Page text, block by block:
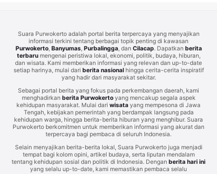
Suara Purwokerto adalah portal berita terpercaya yang menyajikan
informasi terkini tentang berbagai topik penting di kawasan
Purwokerto, Banyumas, Purbalingga, dan Cilacap. Dapatkan berita
terbarumengenai peristiwa lokal, ekonomi, politik, budaya, hiburan,
dan wisata. Kami memberikan informasi yang relevan dan up-to-date
setiap harinya, mulai dari berita nasionalhingga cerita-cerita inspiratif
yang hadir dari masyarakat sekitar.
Sebagai portal berita yang fokus pada perkembangan daerah, kami
menghadirkan berita Purwokertoyang mencakup segala aspek
kehidupan masyarakat. Mulai dari wisata yang mempesona di Jawa
Tengah, kebijakan pemerintah yang berdampak langsung pada
kehidupan warga, hingga berita-berita hiburan yang menghibur. Suara
Purwokerto berkomitmen untuk memberikan informasi yang akurat dan
terpercaya bagi pembaca di seluruh Indonesia.
Selain menyajikan berita-berita lokal, Suara Purwokerto juga menjadi
tempat bagi kolom opini, artikel budaya, serta liputan mendalam
tentang kehidupan sosial dan politik di Indonesia. Dengan berita hari ini
yang selalu up-to-date, kami memastikan pembaca selalu